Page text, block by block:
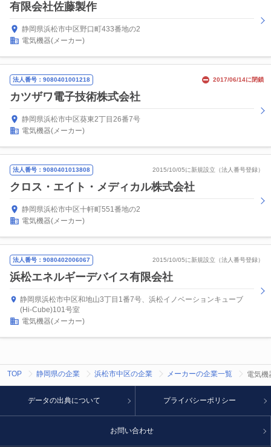
有限会社佐藤製作
静岡県浜松市中区野口町433番地の2
電気機器(メーカー)
法人番号：9080401001218 2017/06/14に閉鎖
カツザワ電子技術株式会社
静岡県浜松市中区葵東2丁目26番7号
電気機器(メーカー)
法人番号：9080401013808 2015/10/05に新規設立（法人番号登録）
クロス・エイト・メディカル株式会社
静岡県浜松市中区十軒町551番地の2
電気機器(メーカー)
法人番号：9080402006067 2015/10/05に新規設立（法人番号登録）
浜松エネルギーデバイス有限会社
静岡県浜松市中区和地山3丁目1番7号、浜松イノベーションキューブ
(Hi-Cube)101号室
電気機器(メーカー)
TOP 静岡県の企業 浜松市中区の企業 メーカーの企業一覧 電気機
データの出典について プライバシーポリシー
お問い合わせ